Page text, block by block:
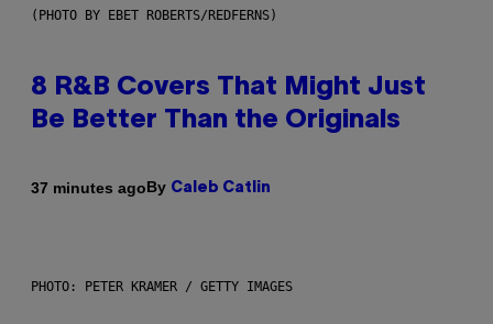
(PHOTO BY EBET ROBERTS/REDFERNS)
8 R&B Covers That Might Just
Be Better Than the Originals
37 minutes agoBy Caleb Catlin
PHOTO: PETER KRAMER / GETTY IMAGES